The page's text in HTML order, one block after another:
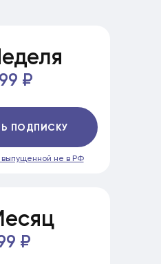
₽
выпущенной не в РФ
ПОДПИСКУ
₽